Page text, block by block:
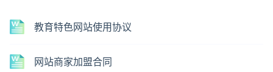
教育特色网站使用协议
网站商家加盟合同